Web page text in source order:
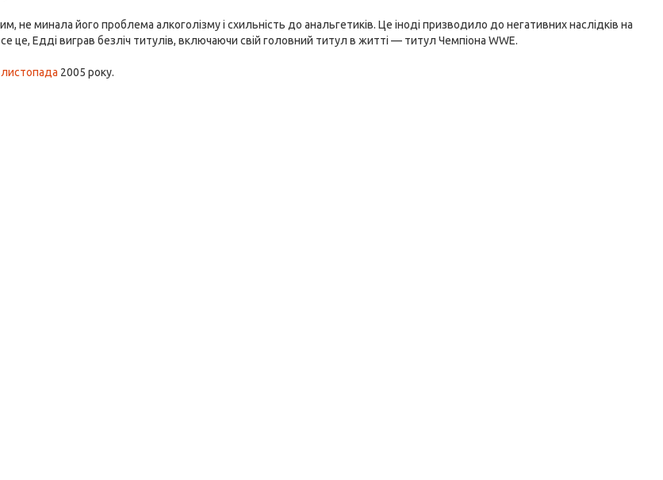
не минала його проблема алкоголізму і схильність до анальгетиків. Це іноді призводило до негативних наслідків на
це, Едді виграв безліч титулів, включаючи свій головний титул в житті — титул Чемпіона WWE.
2005 року.